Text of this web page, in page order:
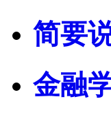
简要
金融